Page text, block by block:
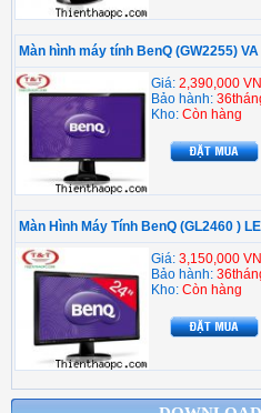
Màn hình máy tính BenQ (GW2255)
Giá: 2,390,000
Bảo hành:
Kho: Còn hàng
Màn Hình Máy Tính BenQ (GL2460 )
Giá: 3,150,000
Bảo hành:
Kho: Còn hàng